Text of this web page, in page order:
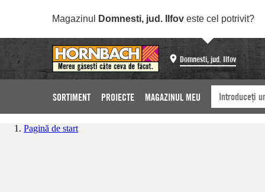
Magazinul Domnesti, jud. Ilfov este cel potrivit?
Domnesti, jud. Ilfov
SORTIMENT PROIECTE MAGAZINUL MEU
Pagină de start